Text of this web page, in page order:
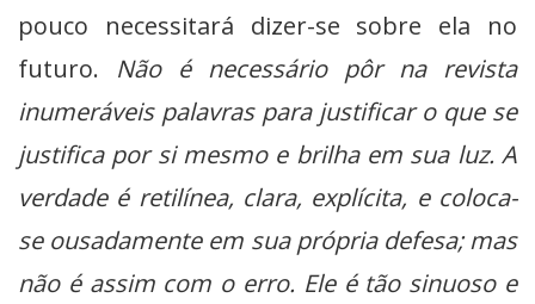
pouco necessitará dizer-se sobre ela no
futuro. Não é necessário pôr na revista
inumeráveis palavras para justificar o que se
justifica por si mesmo e brilha em sua luz. A
verdade é retilínea, clara, explícita, e coloca-
se ousadamente em sua própria defesa; mas
não é assim com o erro. Ele é tão sinuoso e